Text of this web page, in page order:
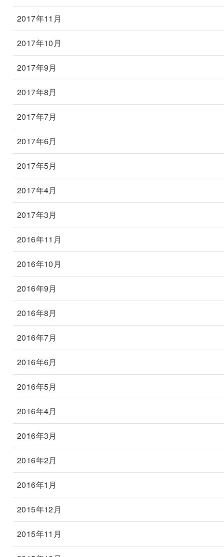
2017年11月
2017年10月
2017年9月
2017年8月
2017年7月
2017年6月
2017年5月
2017年4月
2017年3月
2016年11月
2016年10月
2016年9月
2016年8月
2016年7月
2016年6月
2016年5月
2016年4月
2016年3月
2016年2月
2016年1月
2015年12月
2015年11月